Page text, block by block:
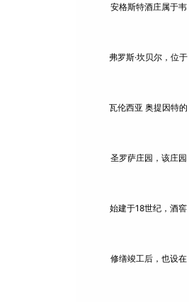
安格斯特酒庄属于韦
弗罗斯·坎贝尔，位于
瓦伦西亚 奥提因特的
圣罗萨庄园，该庄园
始建于18世纪，酒窖
修缮竣工后，也设在